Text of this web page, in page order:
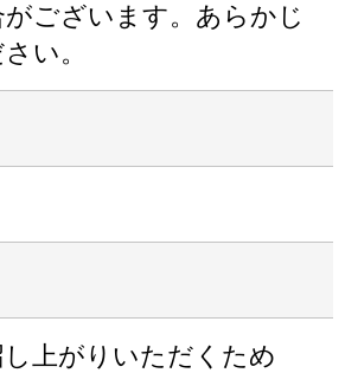
ございます。あらかじ
い。
上がりいただくため